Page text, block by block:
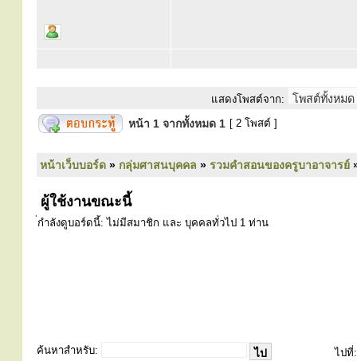
แสดงโพสต์จาก:
หน้า 1 จากทั้งหมด 1 [ 2 โพสต์ ]
หน้าเว็บบอร์ด » กลุ่มศาสนบุคคล » รวมคำสอนของครูบาอาจารย์
ผู้ใช้งานขณะนี้
่กำลังดูบอร์ดนี้: ไม่มีสมาชิก และ บุคคลทั่วไป 1 ท่าน
ค้นหาสำหรับ: ไปที่: